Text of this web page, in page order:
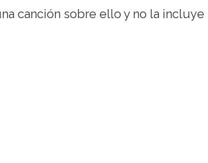
canción sobre ello y no la incluye